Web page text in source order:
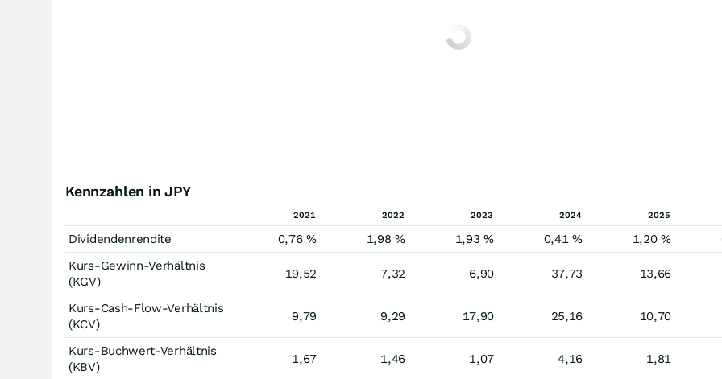
Kennzahlen in JPY
2021 2022 2023 2024 2025
Dividendenrendite 0,76 % 1,98 % 1,93 % 0,41 % 1,20 %
Kurs-Gewinn-Verhältnis
(KGV)
19,52 7,32 6,90 37,73 13,66
Kurs-Cash-Flow-Verhältnis
(KCV)
9,79 9,29 17,90 25,16 10,70
Kurs-Buchwert-Verhältnis
(KBV)
1,67 1,46 1,07 4,16 1,81